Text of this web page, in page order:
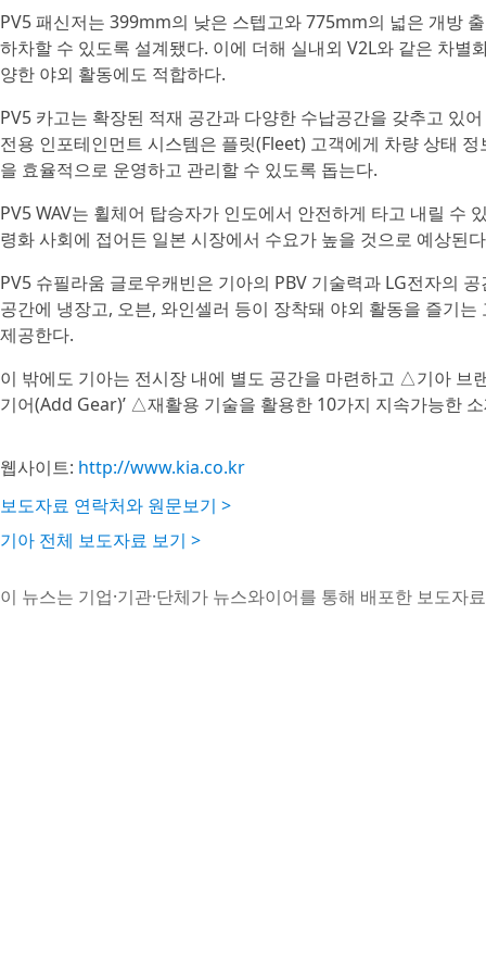
PV5 패신저는 399mm의 낮은 스텝고와 775mm의 넓은 개방
하차할 수 있도록 설계됐다. 이에 더해 실내외 V2L와 같은 차별
양한 야외 활동에도 적합하다.
PV5 카고는 확장된 적재 공간과 다양한 수납공간을 갖추고 있
전용 인포테인먼트 시스템은 플릿(Fleet) 고객에게 차량 상태
을 효율적으로 운영하고 관리할 수 있도록 돕는다.
PV5 WAV는 휠체어 탑승자가 인도에서 안전하게 타고 내릴 수
령화 사회에 접어든 일본 시장에서 수요가 높을 것으로 예상된
PV5 슈필라움 글로우캐빈은 기아의 PBV 기술력과 LG전자의
공간에 냉장고, 오븐, 와인셀러 등이 장착돼 야외 활동을 즐기
제공한다.
이 밖에도 기아는 전시장 내에 별도 공간을 마련하고 △기아 브
기어(Add Gear)’ △재활용 기술을 활용한 10가지 지속가능한
웹사이트: http://www.kia.co.kr
보도자료 연락처와 원문보기 >
기아 전체 보도자료 보기 >
이 뉴스는 기업·기관·단체가 뉴스와이어를 통해 배포한 보도자